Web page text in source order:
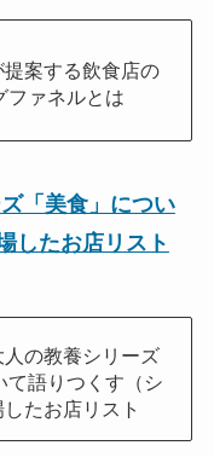
案する飲食店の
ファネルとは
「美食」につい
したお店リスト
の教養シリーズ
て語りつくす（シ
たお店リスト